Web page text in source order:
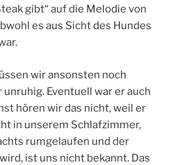
gibt“ auf die Melodie von
es aus Sicht des Hundes
wir ansonsten noch
Eventuell war er auch
hören wir das nicht, weil er
in unserem Schlafzimmer,
rumgelaufen und der
ist uns nicht bekannt. Das